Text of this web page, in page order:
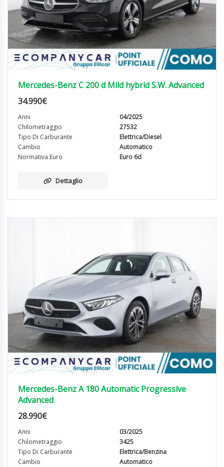
Mercedes-Benz C 200 d Mild hybrid S.W. Advanced
34.990€
Anni
04/2025
Chilometraggio
27532
Tipo Di Carburante
Elettrica/Diesel
Cambio
Automatico
Normativa Euro
Euro 6d
Dettaglio
Mercedes-Benz A 180 Automatic Progressive
Advanced
28.990€
Anni
03/2025
Chilometraggio
3425
Tipo Di Carburante
Elettrica/Benzina
Cambio
Automatico